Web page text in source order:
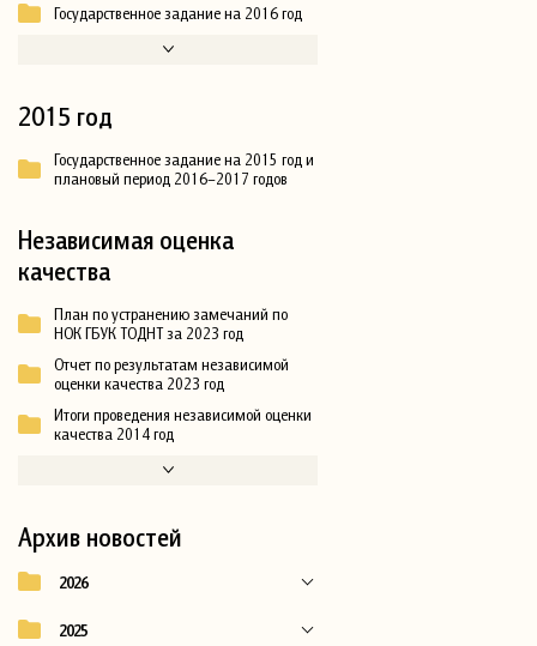
Государственное задание на 2016 год
2015 год
Государственное задание на 2015 год и
плановый период 2016–2017 годов
Независимая оценка
качества
План по устранению замечаний по
НОК ГБУК ТОДНТ за 2023 год
Отчет по результатам независимой
оценки качества 2023 год
Итоги проведения независимой оценки
качества 2014 год
Архив новостей
2026
2025